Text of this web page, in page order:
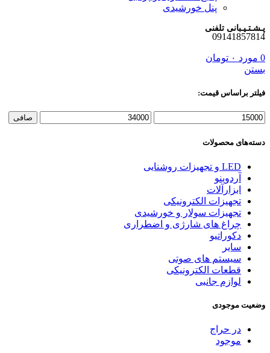
پنل خورشیدی
پـشـتـیـبانی تلفنی
09141857814
0 مورد ۰ تومان
بستن
فیلتر براساس قیمت:
حداقل
حداكثر
صافی
دسته‌های محصولات
LED و تجهیزات روشنایی
آردوینو
ابزارآلات
تجهیزات الکترونیکی
تجهیزات سولار و خورشیدی
چراغ های شارژی و اضطراری
دکوراتیو
سایر
سیستم های صوتی
قطعات الکترونیکی
لوازم جانبی
وضعیت موجودی
در حراج
موجود